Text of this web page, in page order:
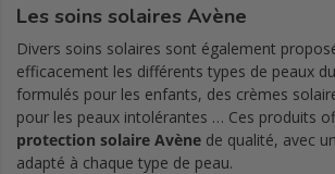
Les soins solaires Avène
Divers soins solaires sont également
efficacement les différents types de peaux
formulés pour les enfants, des crèmes
pour les peaux intolérantes … Ces produits
protection solaire Avène de qualité, avec un
adapté à chaque type de peau.